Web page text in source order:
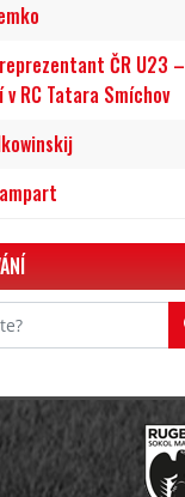
ČR U23 –
v RC Tatara Smíchov